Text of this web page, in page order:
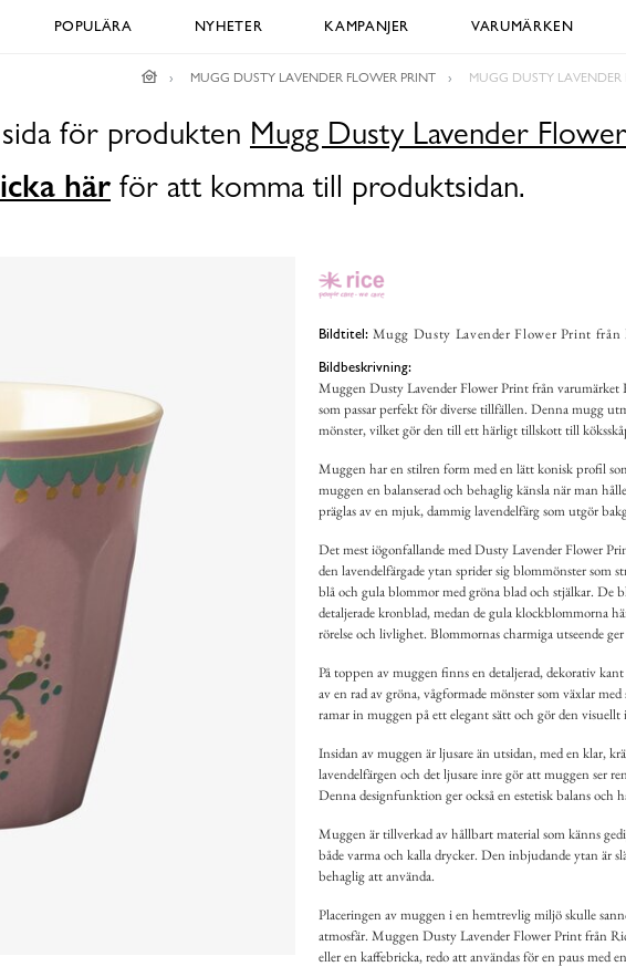
POPULÄRA NYHETER KAMPANJER VARUMÄRKEN
MUGG DUSTY LAVENDER FLOWER PRINT MUGG DUSTY LAVENDER
för produkten Mugg Dusty Lavender
här för att komma till produktsidan.
Bildtitel: Mugg Dusty Lavender Flower Print från
Bildbeskrivning:
Muggen Dusty Lavender Flower Print från varumärket
som passar perfekt för diverse tillfällen. Denna mugg
mönster, vilket gör den till ett härligt tillskott till
Muggen har en stilren form med en lätt konisk profil
muggen en balanserad och behaglig känsla när man
präglas av en mjuk, dammig lavendelfärg som utgör
Det mest iögonfallande med Dusty Lavender Flower
den lavendelfärgade ytan sprider sig blommönster som
blå och gula blommor med gröna blad och stjälkar. De
detaljerade kronblad, medan de gula klockblommorna
rörelse och livlighet. Blommornas charmiga utseende
På toppen av muggen finns en detaljerad, dekorativ
av en rad av gröna, vågformade mönster som växlar
ramar in muggen på ett elegant sätt och gör den
Insidan av muggen är ljusare än utsidan, med en klar,
lavendelfärgen och det ljusare inre gör att muggen ser
Denna designfunktion ger också en estetisk balans och
Muggen är tillverkad av hållbart material som känns
både varma och kalla drycker. Den inbjudande ytan är
behaglig att använda.
Placeringen av muggen i en hemtrevlig miljö skulle
atmosfär. Muggen Dusty Lavender Flower Print från
eller en kaffebricka, redo att användas för en paus med